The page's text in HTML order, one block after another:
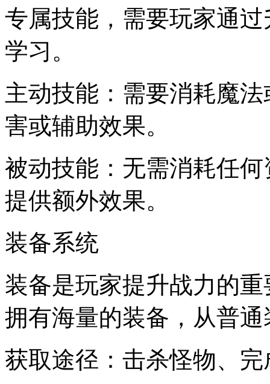
专属技能，需要玩家通
学习。
主动技能：需要消耗魔
害或辅助效果。
被动技能：无需消耗任
提供额外效果。
装备系统
装备是玩家提升战力的
拥有海量的装备，从普
获取途径：击杀怪物、